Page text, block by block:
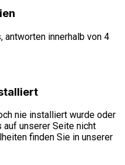
antworten innerhalb von 4
nie installiert wurde oder
unserer Seite nicht
finden Sie in unserer